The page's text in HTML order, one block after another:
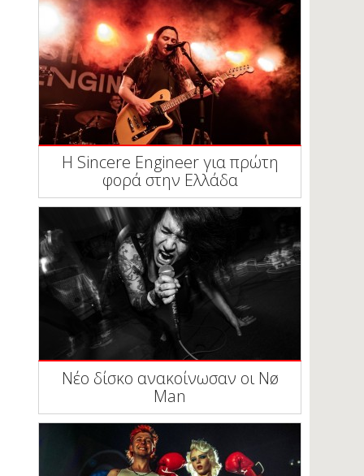
Η Sincere Engineer για πρώτη
φορά στην Ελλάδα
Νέο δίσκο ανακοίνωσαν οι Nø
Man